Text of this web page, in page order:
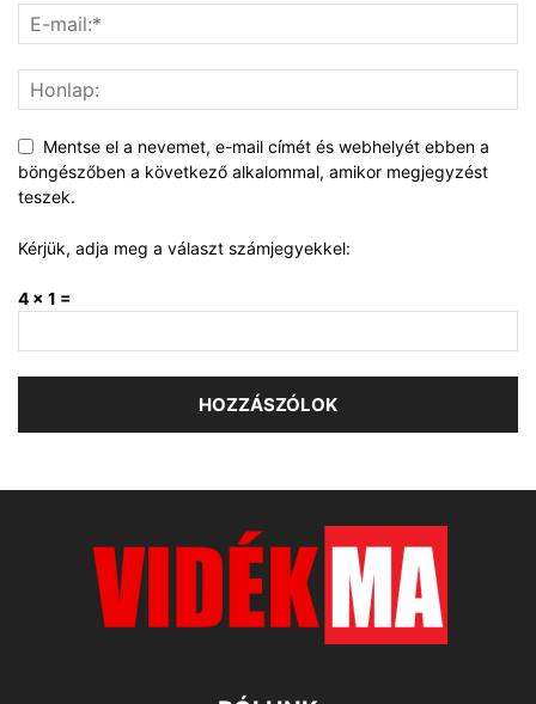
Mentse el a nevemet, e-mail címét és webhelyét ebben a
böngészőben a következő alkalommal, amikor megjegyzést
teszek.
Kérjük, adja meg a választ számjegyekkel:
4 × 1 =